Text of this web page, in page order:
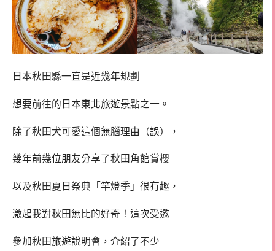
日本秋田縣一直是近幾年規劃
想要前往的日本東北旅遊景點之一。
除了秋田犬可愛這個無腦理由（誤），
幾年前幾位朋友分享了秋田角館賞櫻
以及秋田夏日祭典「竿燈季」很有趣，
激起我對秋田無比的好奇！這次受邀
參加秋田旅遊說明會，介紹了不少